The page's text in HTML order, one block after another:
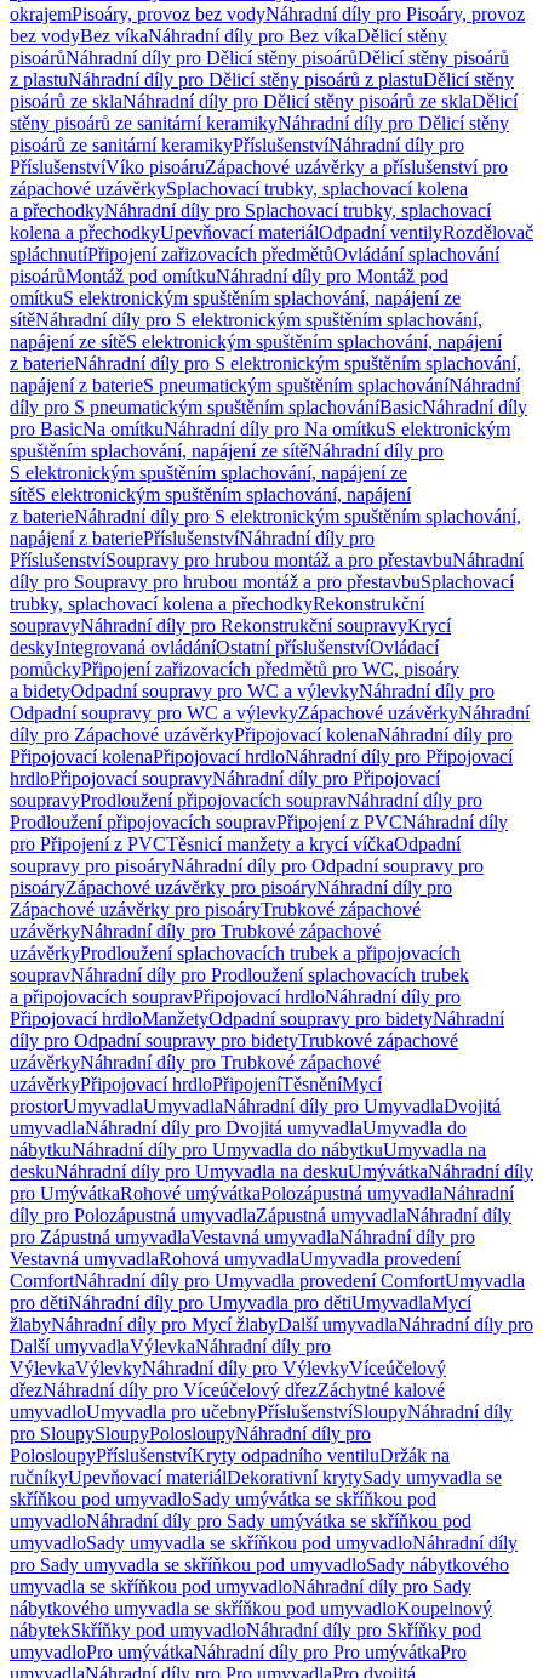
okrajemPisoáry, provoz bez vodyNáhradní díly pro Pisoáry, provoz
bez vodyBez víkaNáhradní díly pro Bez víkaDělicí stěny
pisoárůNáhradní díly pro Dělicí stěny pisoárůDělicí stěny pisoárů
z plastuNáhradní díly pro Dělicí stěny pisoárů z plastuDělicí stěny
pisoárů ze sklaNáhradní díly pro Dělicí stěny pisoárů ze sklaDělicí
stěny pisoárů ze sanitární keramikyNáhradní díly pro Dělicí stěny
pisoárů ze sanitární keramikyPříslušenstvíNáhradní díly pro
PříslušenstvíVíko pisoáruZápachové uzávěrky a příslušenství pro
zápachové uzávěrkySplachovací trubky, splachovací kolena
a přechodkyNáhradní díly pro Splachovací trubky, splachovací
kolena a přechodkyUpevňovací materiálOdpadní ventilyRozdělovač
spláchnutíPřipojení zařizovacích předmětůOvládání splachování
pisoárůMontáž pod omítkuNáhradní díly pro Montáž pod
omítkuS elektronickým spuštěním splachování, napájení ze
sítěNáhradní díly pro S elektronickým spuštěním splachování,
napájení ze sítěS elektronickým spuštěním splachování, napájení
z baterieNáhradní díly pro S elektronickým spuštěním splachování,
napájení z baterieS pneumatickým spuštěním splachováníNáhradní
díly pro S pneumatickým spuštěním splachováníBasicNáhradní díly
pro BasicNa omítkuNáhradní díly pro Na omítkuS elektronickým
spuštěním splachování, napájení ze sítěNáhradní díly pro
S elektronickým spuštěním splachování, napájení ze
sítěS elektronickým spuštěním splachování, napájení
z baterieNáhradní díly pro S elektronickým spuštěním splachování,
napájení z bateriePříslušenstvíNáhradní díly pro
PříslušenstvíSoupravy pro hrubou montáž a pro přestavbuNáhradní
díly pro Soupravy pro hrubou montáž a pro přestavbuSplachovací
trubky, splachovací kolena a přechodkyRekonstrukční
soupravyNáhradní díly pro Rekonstrukční soupravyKrycí
deskyIntegrovaná ovládáníOstatní příslušenstvíOvládací
pomůckyPřipojení zařizovacích předmětů pro WC, pisoáry
a bidetyOdpadní soupravy pro WC a výlevkyNáhradní díly pro
Odpadní soupravy pro WC a výlevkyZápachové uzávěrkyNáhradní
díly pro Zápachové uzávěrkyPřipojovací kolenaNáhradní díly pro
Připojovací kolenaPřipojovací hrdloNáhradní díly pro Připojovací
hrdloPřipojovací soupravyNáhradní díly pro Připojovací
soupravyProdloužení připojovacích soupravNáhradní díly pro
Prodloužení připojovacích soupravPřipojení z PVCNáhradní díly
pro Připojení z PVCTěsnicí manžety a krycí víčkaOdpadní
soupravy pro pisoáryNáhradní díly pro Odpadní soupravy pro
pisoáryZápachové uzávěrky pro pisoáryNáhradní díly pro
Zápachové uzávěrky pro pisoáryTrubkové zápachové
uzávěrkyNáhradní díly pro Trubkové zápachové
uzávěrkyProdloužení splachovacích trubek a připojovacích
soupravNáhradní díly pro Prodloužení splachovacích trubek
a připojovacích soupravPřipojovací hrdloNáhradní díly pro
Připojovací hrdloManžetyOdpadní soupravy pro bidetyNáhradní
díly pro Odpadní soupravy pro bidetyTrubkové zápachové
uzávěrkyNáhradní díly pro Trubkové zápachové
uzávěrkyPřipojovací hrdloPřipojeníTěsněníMycí
prostorUmyvadlaUmyvadlaNáhradní díly pro UmyvadlaDvojitá
umyvadlaNáhradní díly pro Dvojitá umyvadlaUmyvadla do
nábytkuNáhradní díly pro Umyvadla do nábytkuUmyvadla na
deskuNáhradní díly pro Umyvadla na deskuUmývátkaNáhradní díly
pro UmývátkaRohové umývátkaPolozápustná umyvadlaNáhradní
díly pro Polozápustná umyvadlaZápustná umyvadlaNáhradní díly
pro Zápustná umyvadlaVestavná umyvadlaNáhradní díly pro
Vestavná umyvadlaRohová umyvadlaUmyvadla provedení
ComfortNáhradní díly pro Umyvadla provedení ComfortUmyvadla
pro dětiNáhradní díly pro Umyvadla pro dětiUmyvadlaMycí
žlabyNáhradní díly pro Mycí žlabyDalší umyvadlaNáhradní díly pro
Další umyvadlaVýlevkaNáhradní díly pro
VýlevkaVýlevkyNáhradní díly pro VýlevkyVíceúčelový
dřezNáhradní díly pro Víceúčelový dřezZáchytné kalové
umyvadloUmyvadla pro učebnyPříslušenstvíSloupyNáhradní díly
pro SloupySloupyPolosloupyNáhradní díly pro
PolosloupyPříslušenstvíKryty odpadního ventiluDržák na
ručníkyUpevňovací materiálDekorativní krytySady umyvadla se
skříňkou pod umyvadloSady umývátka se skříňkou pod
umyvadloNáhradní díly pro Sady umývátka se skříňkou pod
umyvadloSady umyvadla se skříňkou pod umyvadloNáhradní díly
pro Sady umyvadla se skříňkou pod umyvadloSady nábytkového
umyvadla se skříňkou pod umyvadloNáhradní díly pro Sady
nábytkového umyvadla se skříňkou pod umyvadloKoupelnový
nábytekSkříňky pod umyvadloNáhradní díly pro Skříňky pod
umyvadloPro umývátkaNáhradní díly pro Pro umývátkaPro
umyvadlaNáhradní díly pro Pro umyvadlaPro dvojitá